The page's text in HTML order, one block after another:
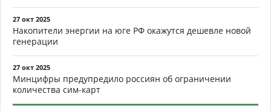
27 окт 2025
Накопители энергии на юге РФ окажутся дешевле новой
генерации
27 окт 2025
Минцифры предупредило россиян об ограничении
количества сим-карт